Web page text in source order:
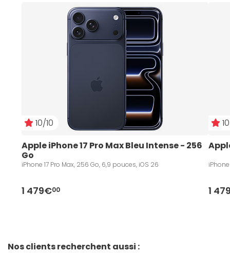
10/10
Apple iPhone 17 Pro Max Bleu Intense - 256
Go
iPhone 17 Pro Max, 256 Go, 6,9 pouces, iOS 26
1 479€00 1
Nos clients recherchent aussi :